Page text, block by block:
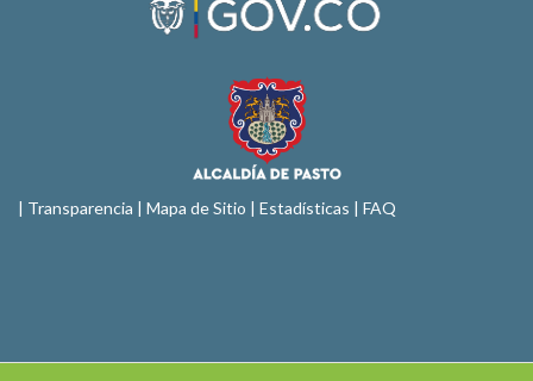
| Transparencia | Mapa de Sitio | Estadísticas | FAQ